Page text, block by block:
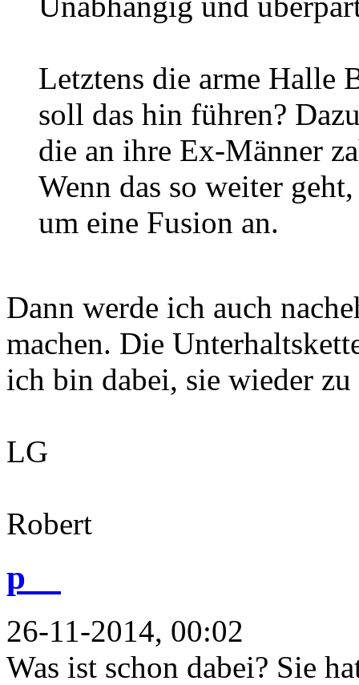
Letztens die arme Halle
soll das hin führen?
die an ihre Ex-Männer
Wenn das so weiter
um eine Fusion an.
Dann werde ich auch
machen. Die
ich bin dabei, sie wieder
LG
Robert
p__
26-11-2014, 00:02
Was ist schon dabei? Sie